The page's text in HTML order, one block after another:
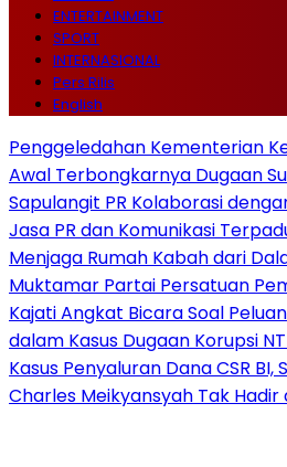
ENTERTAINMENT
SPORT
INTERNASIONAL
Pers Rilis
English
Penggeledahan Kementerian
Awal Terbongkarnya Dugaan
Sapulangit PR Kolaborasi
Jasa PR dan Komunikasi
Menjaga Rumah Kabah dari
Muktamar Partai Persatuan
Kajati Angkat Bicara Soal
dalam Kasus Dugaan Korupsi
Kasus Penyaluran Dana CSR BI,
Charles Meikyansyah Tak Hadir